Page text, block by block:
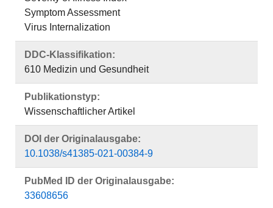
Symptom Assessment
Virus Internalization
DDC-Klassifikation:
610 Medizin und Gesundheit
Publikationstyp:
Wissenschaftlicher Artikel
DOI der Originalausgabe:
10.1038/s41385-021-00384-9
PubMed ID der Originalausgabe:
33608656